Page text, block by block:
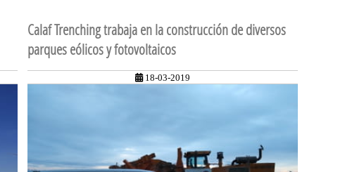
Calaf Trenching trabaja en la construcción de diversos
parques eólicos y fotovoltaicos
18-03-2019